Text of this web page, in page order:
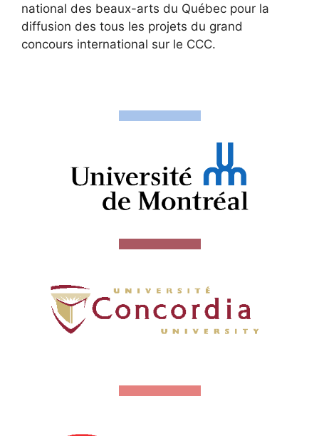
national des beaux-arts du Québec pour la
diffusion des tous les projets du grand
concours international sur le CCC.